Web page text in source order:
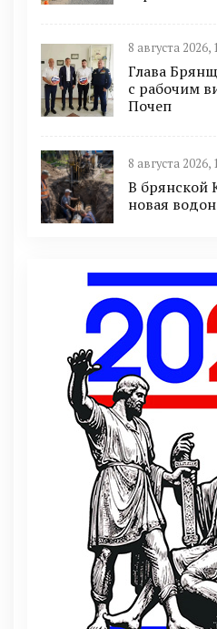
8 августа 2026,
Глава
с рабочим
Почеп
8 августа 2026,
В брянской
новая